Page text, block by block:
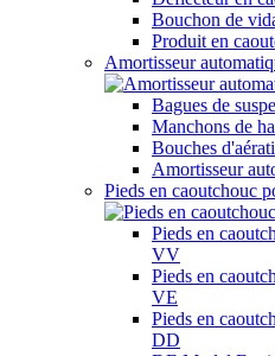
Bouchon de
Produit en
Amortisseur
Bagues de
Manchons de
Bouches
Amortisseur
Pieds en caoutchouc
Pieds en
VV
Pieds en
VE
Pieds en
DD